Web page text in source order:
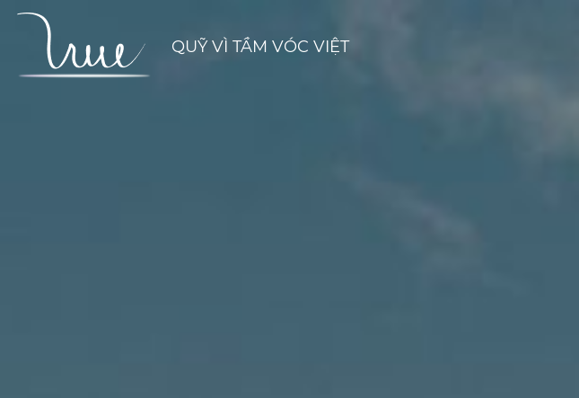
QUỸ VÌ TẦM VÓC VIỆT